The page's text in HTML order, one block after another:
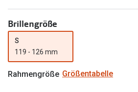
Brillenpass richtig lesen
Alle Brillen Ratgeber
Angebote
Brillengröße
S
119 - 126 mm
Rahmengröße Größentabelle